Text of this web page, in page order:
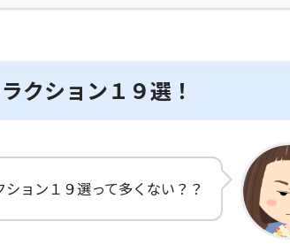
クション１９選！
ション１９選って多くない？？